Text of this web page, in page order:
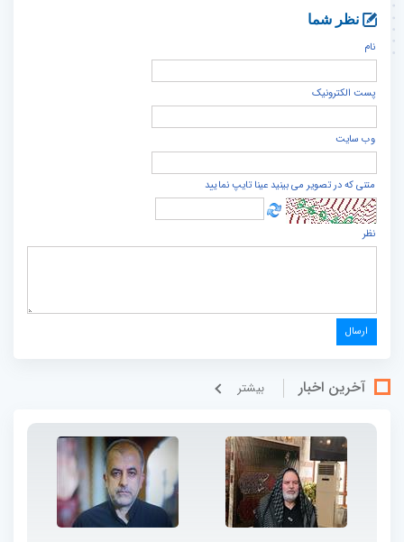
نظر شما
نام
پست الكترونيک
وب سایت
متنی که در تصویر می بینید عینا تایپ نمایید
نظر
آخرین اخبار بيشتر